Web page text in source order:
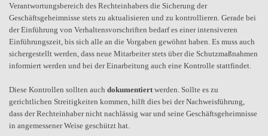
Verantwortungsbereich des Rechteinhabers die Sicherung der
Geschäftsgeheimnisse stets zu aktualisieren und zu kontrollieren. Gerade bei
der Einführung von Verhaltensvorschriften bedarf es einer intensiveren
Einführungszeit, bis sich alle an die Vorgaben gewöhnt haben. Es muss auch
sichergestellt werden, dass neue Mitarbeiter stets über die Schutzmaßnahmen
informiert werden und bei der Einarbeitung auch eine Kontrolle stattfindet.
Diese Kontrollen sollten auch dokumentiert werden. Sollte es zu
gerichtlichen Streitigkeiten kommen, hilft dies bei der Nachweisführung,
dass der Rechteinhaber nicht nachlässig war und seine Geschäftsgeheimnisse
in angemessener Weise geschützt hat.